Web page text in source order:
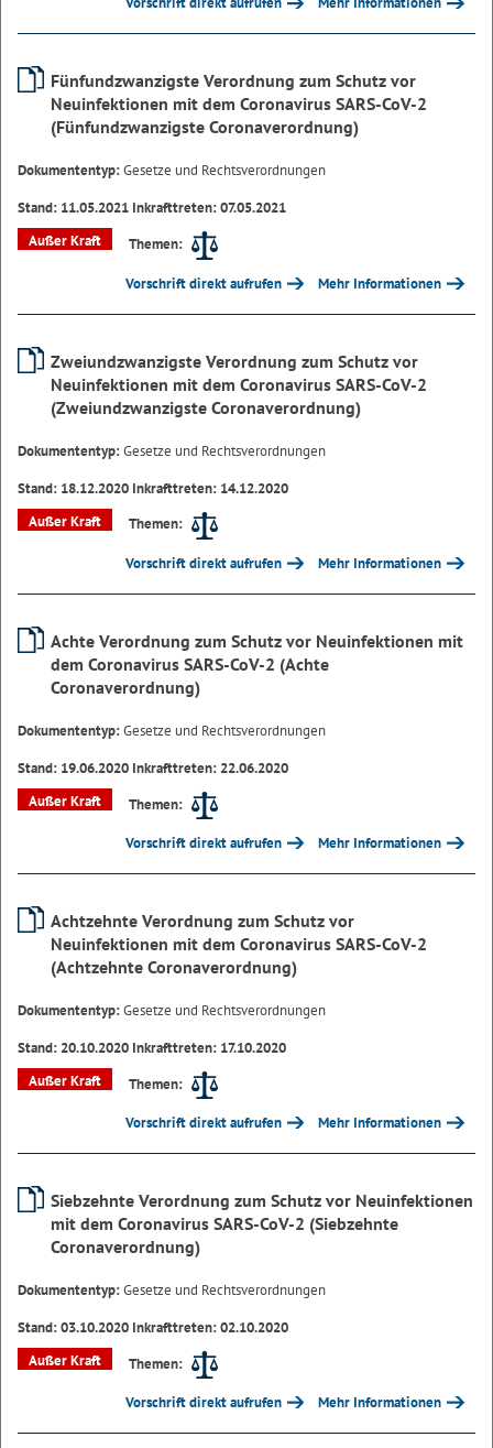
Fünfundzwanzigste Verordnung zum Schutz vor
Neuinfektionen mit dem Coronavirus SARS-CoV-2
(Fünfundzwanzigste Coronaverordnung)
Dokumententyp:Gesetze und Rechtsverordnungen
Stand: 11.05.2021 Inkrafttreten: 07.05.2021
Außer Kraft
Themen:
Vorschrift direkt aufrufen Mehr Informationen
Zweiundzwanzigste Verordnung zum Schutz vor
Neuinfektionen mit dem Coronavirus SARS-CoV-2
(Zweiundzwanzigste Coronaverordnung)
Dokumententyp:Gesetze und Rechtsverordnungen
Stand: 18.12.2020 Inkrafttreten: 14.12.2020
Außer Kraft
Themen:
Vorschrift direkt aufrufen Mehr Informationen
Achte Verordnung zum Schutz vor Neuinfektionen mit
dem Coronavirus SARS-CoV-2 (Achte
Coronaverordnung)
Dokumententyp:Gesetze und Rechtsverordnungen
Stand: 19.06.2020 Inkrafttreten: 22.06.2020
Außer Kraft
Themen:
Vorschrift direkt aufrufen Mehr Informationen
Achtzehnte Verordnung zum Schutz vor
Neuinfektionen mit dem Coronavirus SARS-CoV-2
(Achtzehnte Coronaverordnung)
Dokumententyp:Gesetze und Rechtsverordnungen
Stand: 20.10.2020 Inkrafttreten: 17.10.2020
Außer Kraft
Themen:
Vorschrift direkt aufrufen Mehr Informationen
Siebzehnte Verordnung zum Schutz vor Neuinfektionen
mit dem Coronavirus SARS-CoV-2 (Siebzehnte
Coronaverordnung)
Dokumententyp:Gesetze und Rechtsverordnungen
Stand: 03.10.2020 Inkrafttreten: 02.10.2020
Außer Kraft
Themen:
Vorschrift direkt aufrufen Mehr Informationen